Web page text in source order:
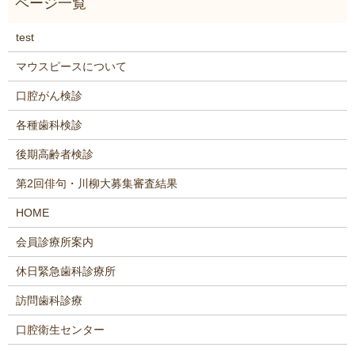
test
マウスピースについて
口腔がん検診
各種歯科検診
後期高齢者検診
第2回俳句・川柳大募集審査結果
HOME
会員診療所案内
休日緊急歯科診療所
訪問歯科診療
口腔衛生センター